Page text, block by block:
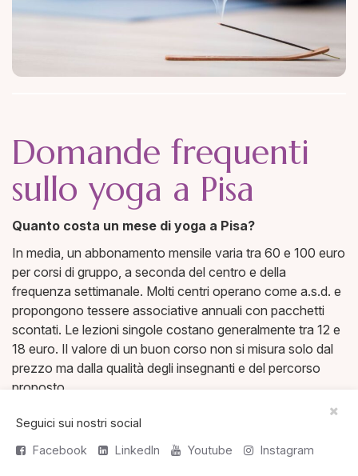
Domande frequenti
sullo yoga a Pisa
Quanto costa un mese di yoga a Pisa?
In media, un abbonamento mensile varia tra 60 e 100 euro
per corsi di gruppo, a seconda del centro e della
frequenza settimanale. Molti centri operano come a.s.d. e
propongono tessere associative annuali con pacchetti
scontati. Le lezioni singole costano generalmente tra 12 e
18 euro. Il valore di un buon corso non si misura solo dal
prezzo ma dalla qualità degli insegnanti e del percorso
proposto.
Quali stili di yoga posso trovare a Pisa?
A Pisa trovi una buona varietà di stili:
Hatha Yoga
Vinyasa Flow (dinamico),
Seguici sui nostri social
Facebook
LinkedIn Youtube Instagram